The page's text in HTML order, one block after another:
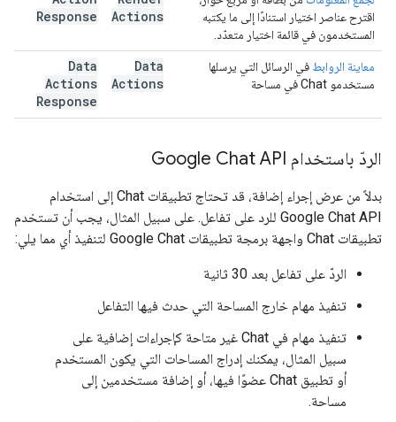
اقترح عناصر اختيار استنادًا إلى ما يكتبه
المستخدمون في قائمة اختيار متعدّد.
Actions
Response
معاينة الروابط في الرسائل التي يرسلها
مستخدمو Chat في مساحة
Data
Actions
Data
Actions
Response
الردّ باستخدام Google Chat API
بدلاً من عرض إجراء إضافة، قد تحتاج تطبيقات Chat إلى استخدام
Google Chat API للرد على تفاعل. على سبيل المثال، يجب أن تستخدم
تطبيقات Chat واجهة برمجة تطبيقات Google Chat لتنفيذ أي مما يلي:
الردّ على تفاعل بعد 30 ثانية
تنفيذ مهام خارج المساحة التي حدث فيها التفاعل
تنفيذ مهام في Chat غير متاحة كإجراءات إضافية على
سبيل المثال، يمكنك إدراج المساحات التي يكون المستخدم
أو تطبيق Chat عضوًا فيها، أو إضافة مستخدمين إلى
مساحة.